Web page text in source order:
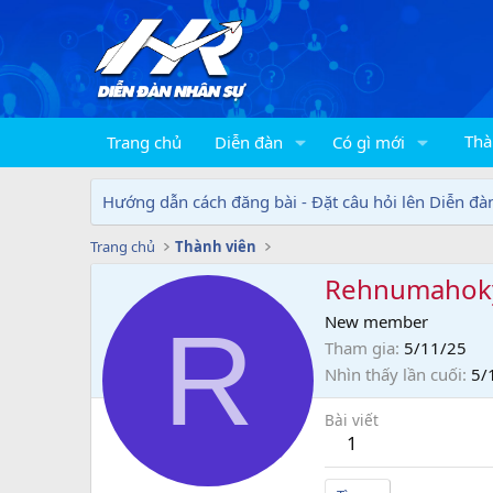
Trang chủ Diễn đàn Có gì mới
Hướng dẫn cách đăng bài - Đặt câu hỏi lên Diễn
Trang chủ Thành viên
R
New member
Tham gia 5/11/25
Nhìn thấy lần cuối 5/
Bài viết
1